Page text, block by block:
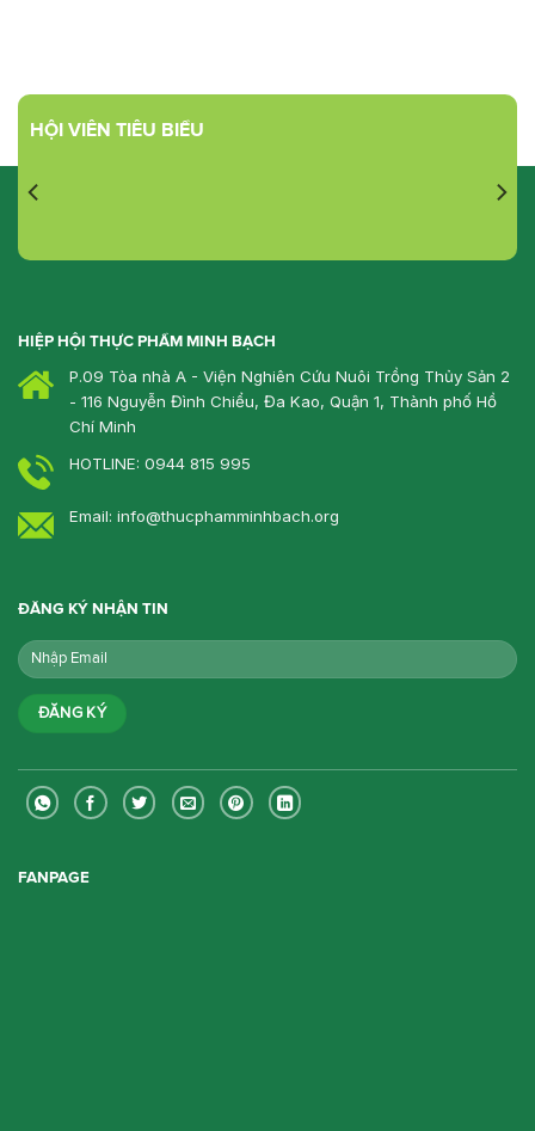
HỘI VIÊN TIÊU BIỂU
HIỆP HỘI THỰC PHẨM MINH BẠCH
P.09 Tòa nhà A - Viện Nghiên Cứu Nuôi Trồng Thủy Sản 2
- 116 Nguyễn Đình Chiểu, Đa Kao, Quận 1, Thành phố Hồ
Chí Minh
HOTLINE: 0944 815 995
Email: info@thucphamminhbach.org
ĐĂNG KÝ NHẬN TIN
FANPAGE